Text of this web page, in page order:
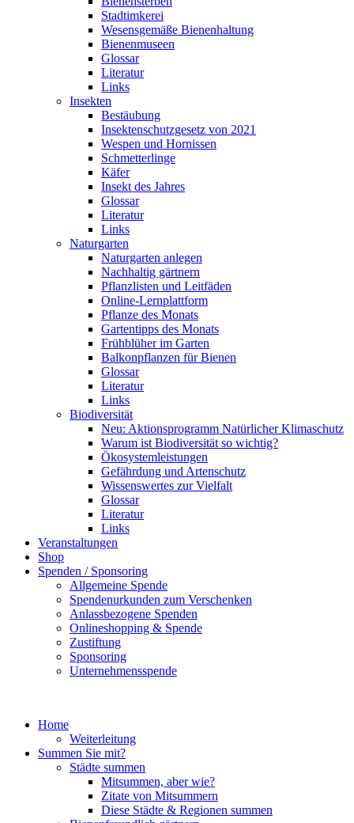
Stadtimkerei
Wesensgemäße Bienenhaltung
Bienenmuseen
Glossar
Literatur
Links
Insekten
Bestäubung
Insektenschutzgesetz von 2021
Wespen und Hornissen
Schmetterlinge
Käfer
Insekt des Jahres
Glossar
Literatur
Links
Naturgarten
Naturgarten anlegen
Nachhaltig gärtnern
Pflanzlisten und Leitfäden
Online-Lernplattform
Pflanze des Monats
Gartentipps des Monats
Frühblüher im Garten
Balkonpflanzen für Bienen
Glossar
Literatur
Links
Biodiversität
Neu: Aktionsprogramm Natürlicher Klimaschutz
Warum ist Biodiversität so wichtig?
Ökosystemleistungen
Gefährdung und Artenschutz
Wissenswertes zur Vielfalt
Glossar
Literatur
Links
Veranstaltungen
Shop
Spenden / Sponsoring
Allgemeine Spende
Spendenurkunden zum Verschenken
Anlassbezogene Spenden
Onlineshopping & Spende
Zustiftung
Sponsoring
Unternehmensspende
Home
Weiterleitung
Summen Sie mit?
Städte summen
Mitsummen, aber wie?
Zitate von Mitsummern
Diese Städte & Regionen summen